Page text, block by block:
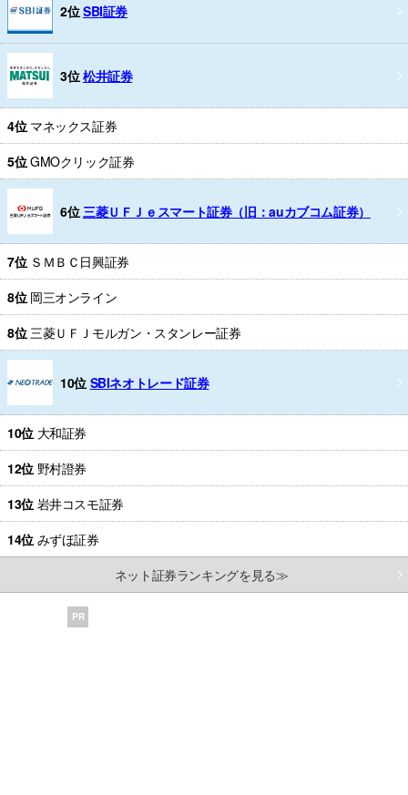
2位SBI証券
3位松井証券
4位 マネックス証券
5位GMOクリック証券
6位 三菱ＵＦＪｅスマート証券（旧：auカブコム証券）
7位 ＳＭＢＣ日興証券
8位 岡三オンライン
8位 三菱ＵＦＪモルガン・スタンレー証券
10位 SBIネオトレード証券
10位 大和証券
12位 野村證券
13位 岩井コスモ証券
14位 みずほ証券
ネット証券ランキングを見る≫
PR